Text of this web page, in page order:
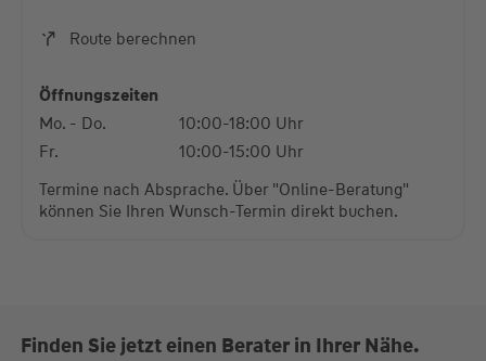
Route berechnen
Öffnungszeiten
Mo. - Do.
10:00-18:00 Uhr
Fr.
10:00-15:00 Uhr
Termine nach Absprache. Über "Online-Beratung"
können Sie Ihren Wunsch-Termin direkt buchen.
Finden Sie jetzt einen Berater in Ihrer Nähe.